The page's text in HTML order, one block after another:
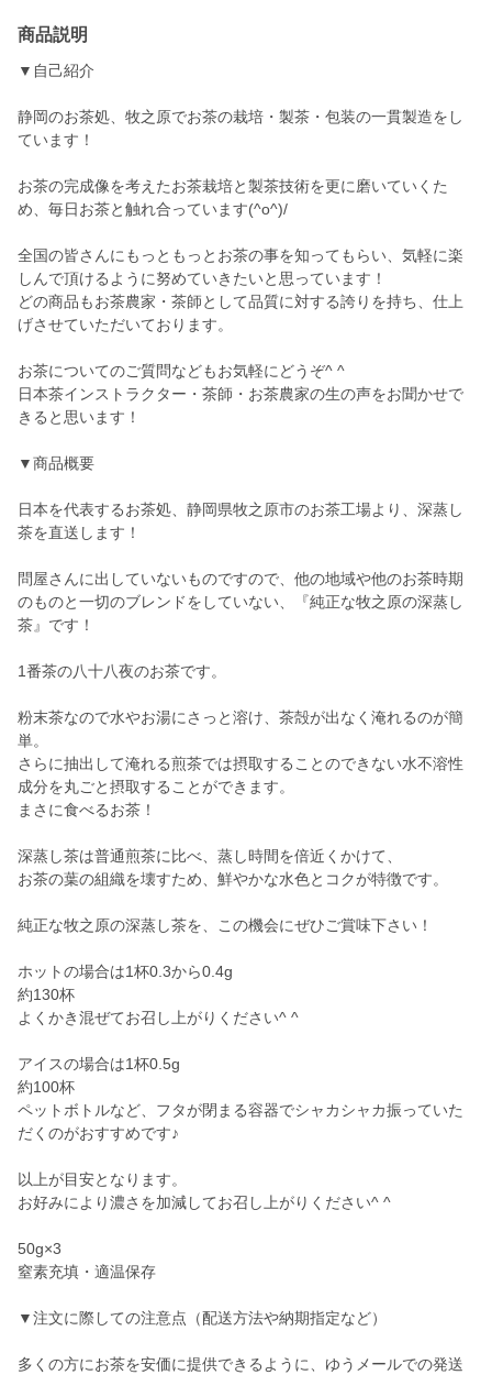
商品説明
▼自己紹介
静岡のお茶処、牧之原でお茶の栽培・製茶・包装の一貫製造をし
ています！
お茶の完成像を考えたお茶栽培と製茶技術を更に磨いていくた
め、毎日お茶と触れ合っています(^o^)/
全国の皆さんにもっともっとお茶の事を知ってもらい、気軽に楽
しんで頂けるように努めていきたいと思っています！
どの商品もお茶農家・茶師として品質に対する誇りを持ち、仕上
げさせていただいております。
お茶についてのご質問などもお気軽にどうぞ^ ^
日本茶インストラクター・茶師・お茶農家の生の声をお聞かせで
きると思います！
▼商品概要
日本を代表するお茶処、静岡県牧之原市のお茶工場より、深蒸し
茶を直送します！
問屋さんに出していないものですので、他の地域や他のお茶時期
のものと一切のブレンドをしていない、『純正な牧之原の深蒸し
茶』です！
1番茶の八十八夜のお茶です。
粉末茶なので水やお湯にさっと溶け、茶殻が出なく淹れるのが簡
単。
さらに抽出して淹れる煎茶では摂取することのできない水不溶性
成分を丸ごと摂取することができます。
まさに食べるお茶！
深蒸し茶は普通煎茶に比べ、蒸し時間を倍近くかけて、
お茶の葉の組織を壊すため、鮮やかな水色とコクが特徴です。
純正な牧之原の深蒸し茶を、この機会にぜひご賞味下さい！
ホットの場合は1杯0.3から0.4g
約130杯
よくかき混ぜてお召し上がりください^ ^
アイスの場合は1杯0.5g
約100杯
ペットボトルなど、フタが閉まる容器でシャカシャカ振っていた
だくのがおすすめです♪
以上が目安となります。
お好みにより濃さを加減してお召し上がりください^ ^
50g×3
窒素充填・適温保存
▼注文に際しての注意点（配送方法や納期指定など）
多くの方にお茶を安価に提供できるように、ゆうメールでの発送